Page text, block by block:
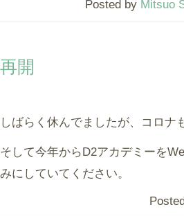
Posted by Mitsuo
再開
しばらく休んでましたが、コロ
そして今年からD2アカデミーを
みにしていてください。